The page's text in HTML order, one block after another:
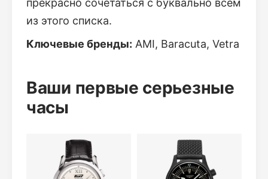
прекрасно сочетаться с буквально всем
из этого списка.
Ключевые бренды: AMI, Baracuta, Vetra
Ваши первые серьезные
часы